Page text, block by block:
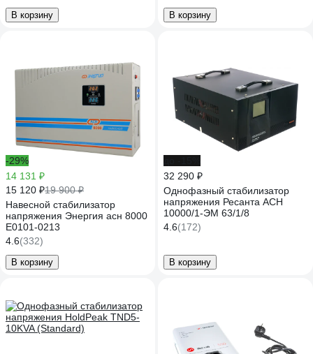
В корзину В корзину
-29%
14 131 ₽
15 120 ₽19 900 ₽
Навесной стабилизатор
напряжения Энергия асн 8000
Е0101-0213
4.6(332)
В корзину
32 290 ₽
Однофазный стабилизатор
напряжения Ресанта АСН
10000/1-ЭМ 63/1/8
4.6(172)
В корзину